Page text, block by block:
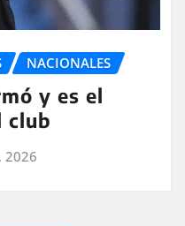
NACIONALES
y es el
club
2026